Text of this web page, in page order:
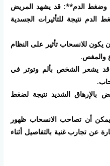
وضغط الدم**: قد يشهد المريض
نتيجة للتأثيرات الجسدية
للانسحاب تأثير على النظام
والمغص.
قد يشعر الشخص بألم وتوتر في
بالإرهاق الشديد نتيجة لضغط
أن تصاحب الانسحاب ظهور
عن تجارب غنية بالتفاصيل أثناء